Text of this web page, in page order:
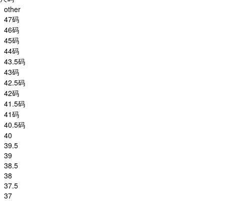
other
47码
46码
45码
44码
43.5码
43码
42.5码
42码
41.5码
41码
40.5码
40
39.5
39
38.5
38
37.5
37